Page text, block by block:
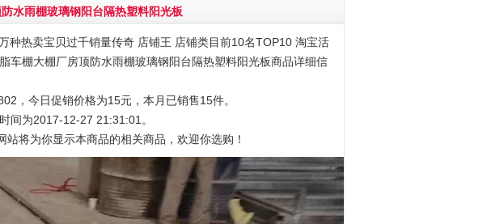
水雨棚玻璃钢阳台隔热塑料阳光板
种热卖宝贝过千销量传奇 店铺王 店铺类目前10名TOP10 淘宝活
车棚大棚厂房顶防水雨棚玻璃钢阳台隔热塑料阳光板商品详细信
，今日促销价格为15元，本月已销售15件。
间为2017-12-27 21:31:01。
将为你显示本商品的相关商品，欢迎你选购！